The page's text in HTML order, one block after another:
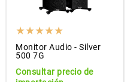
Monitor Audio - Silver
500 7G
Consultar precio de